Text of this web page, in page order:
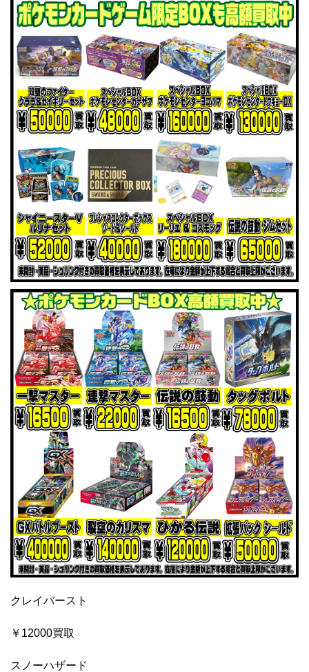
クレイバースト
￥12000買取
スノーハザード